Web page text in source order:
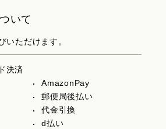
いて
いただけます。
決済
AmazonPay
郵便局後払い
代金引換
d払い